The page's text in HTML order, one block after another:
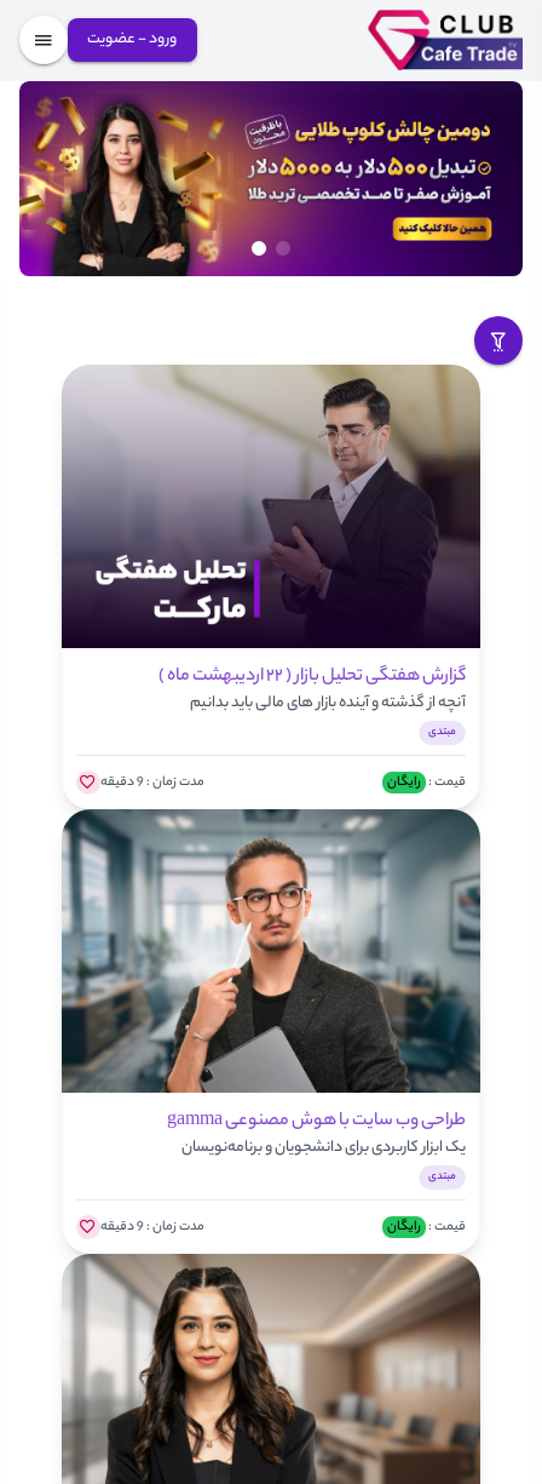
ورود - عضویت
گزارش هفتگی تحلیل بازار ( ۲۲ اردیبهشت ماه )
آنچه از گذشته و آینده بازار های مالی باید بدانیم
مبتدی
قیمت : رایگان مدت زمان :9 دقیقه
طراحی وب سایت با هوش مصنوعی gamma
یک ابزار کاربردی برای دانشجویان و برنامه‌نویسان
مبتدی
قیمت : رایگان مدت زمان :9 دقیقه